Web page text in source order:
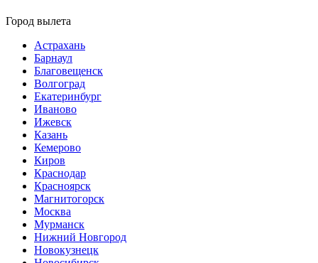
Город вылета
Астрахань
Барнаул
Благовещенск
Волгоград
Екатеринбург
Иваново
Ижевск
Казань
Кемерово
Киров
Краснодар
Красноярск
Магнитогорск
Москва
Мурманск
Нижний Новгород
Новокузнецк